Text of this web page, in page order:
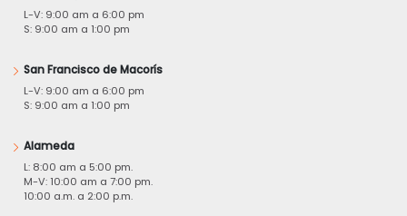
L-V: 9:00 am a 6:00 pm
S: 9:00 am a 1:00 pm
San Francisco de Macorís
L-V: 9:00 am a 6:00 pm
S: 9:00 am a 1:00 pm
Alameda
L: 8:00 am a 5:00 pm.
M-V: 10:00 am a 7:00 pm.
10:00 a.m. a 2:00 p.m.